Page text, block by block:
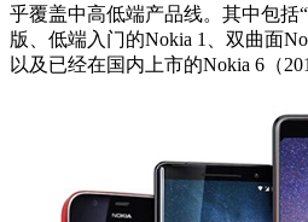
乎覆盖中高低端产品线。其中包括
版、低端入门的Nokia 1、双曲面
以及已经在国内上市的Nokia 6（